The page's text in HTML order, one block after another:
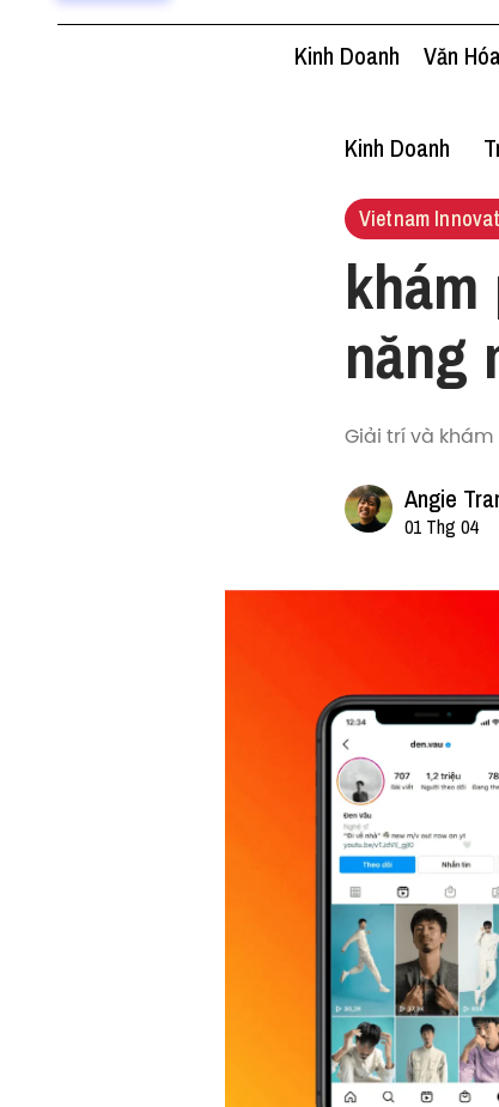
Kinh Doanh Văn
Kinh Doanh
Vietnam
năng
Giải trí và
Angie
01 Thg 04